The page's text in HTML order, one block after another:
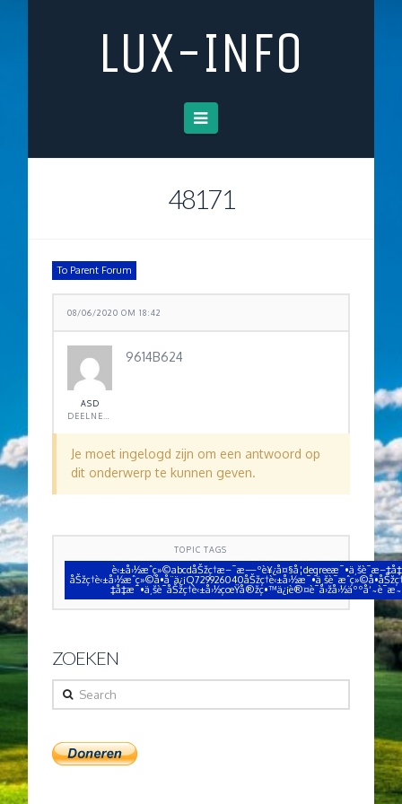
LUX-INFO
Navigation
48171
To Parent Forum
08/06/2020 OM 18:42
ASD
9614B624
Je moet ingelogd zijn om een antwoord op
dit onderwerp te kunnen geven.
TOPIC TAGS
ZOEKEN
Search